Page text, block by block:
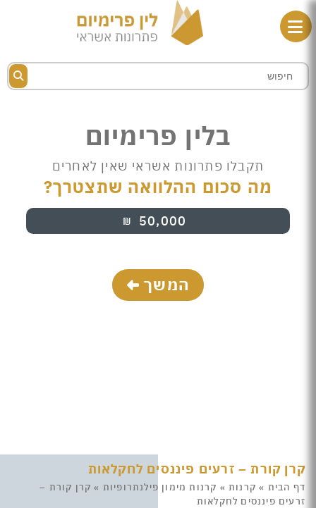
בלין פרימיום
תקבלו פתרונות אשראי שאין לאחרים
מה סכום ההלוואה שתצטרך?
50,000
₪
המשך
קרן קורת – זרעים פיננסים לחקלאות
דף הבית » קרנות » קרנות מימון פילנתרופיות »קרן קורת –
זרעים פיננסים לחקלאות